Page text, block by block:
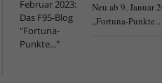
Neu ab 9. Januar
„Fortuna-